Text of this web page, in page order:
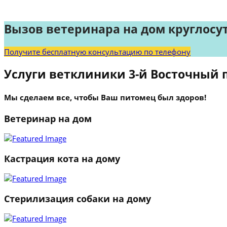
Вызов ветеринара на дом
Получите бесплатную консультацию по телефону
Услуги ветклиники 3-й Восточный
Мы сделаем все, чтобы Ваш питомец был здоров!
Ветеринар на дом
Кастрация кота на дому
Стерилизация собаки на дому